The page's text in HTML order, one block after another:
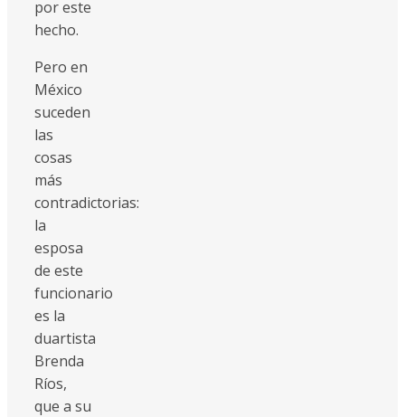
por este
hecho.
Pero en
México
suceden
las
cosas
más
contradictorias:
la
esposa
de este
funcionario
es la
duartista
Brenda
Ríos,
que a su